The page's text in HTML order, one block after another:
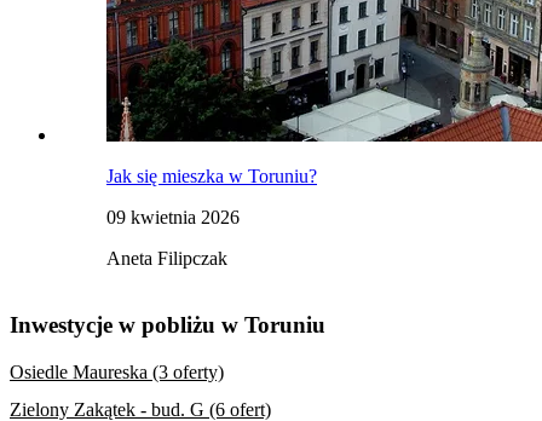
Jak się mieszka w Toruniu?
09 kwietnia 2026
Aneta Filipczak
Inwestycje w pobliżu w Toruniu
Osiedle Maureska (3 oferty)
Zielony Zakątek - bud. G (6 ofert)